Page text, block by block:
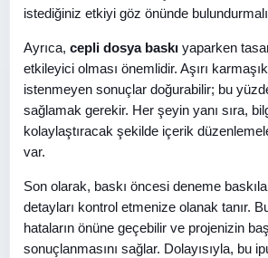
istediğiniz etkiyi göz önünde
Ayrıca, cepli dosya baskı yaparken
etkileyici olması önemlidir. Aşırı
istenmeyen sonuçlar doğurabilir; bu
sağlamak gerekir. Her şeyin yanı sıra,
kolaylaştıracak şekilde içerik
var.
Son olarak, baskı öncesi deneme
detayları kontrol etmenize olanak tanır.
hataların önüne geçebilir ve projenizin
sonuçlanmasını sağlar. Dolayısıyla, bu